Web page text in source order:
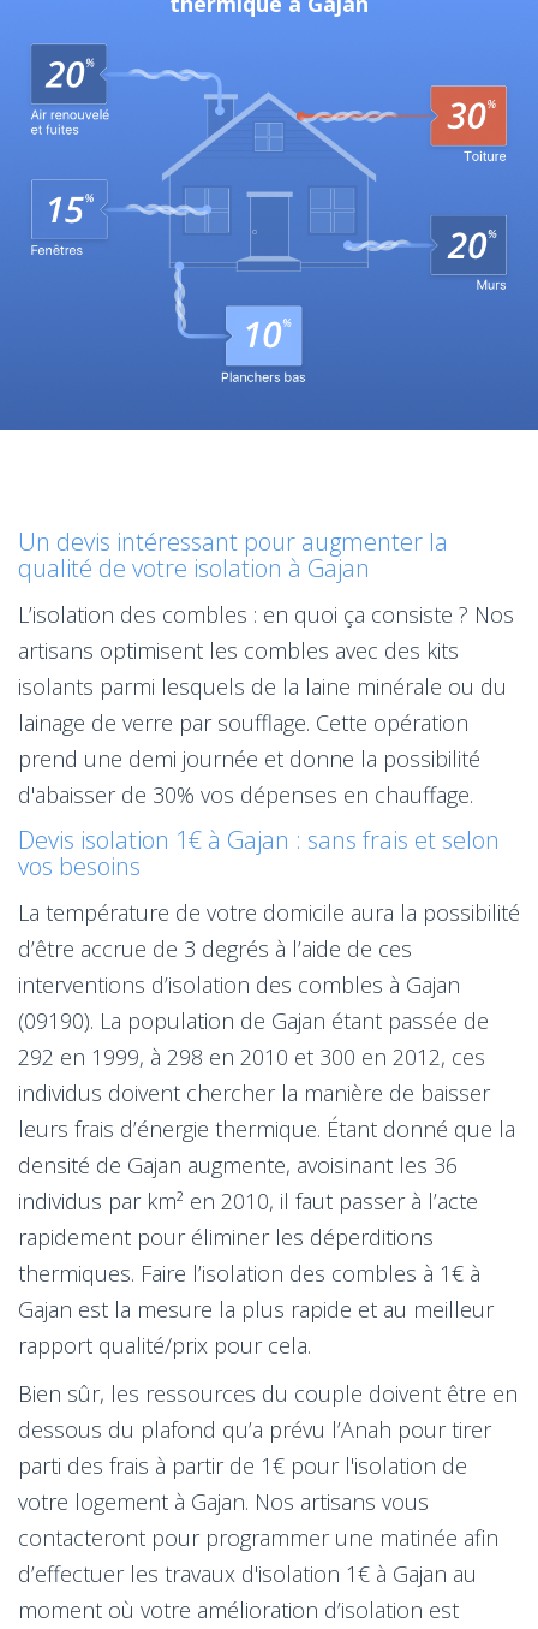
Un devis intéressant pour augmenter la
qualité de votre isolation à Gajan
L’isolation des combles : en quoi ça consiste ? Nos
artisans optimisent les combles avec des kits
isolants parmi lesquels de la laine minérale ou du
lainage de verre par soufflage. Cette opération
prend une demi journée et donne la possibilité
d'abaisser de 30% vos dépenses en chauffage.
Devis isolation 1€ à Gajan : sans frais et selon
vos besoins
La température de votre domicile aura la possibilité
d’être accrue de 3 degrés à l’aide de ces
interventions d’isolation des combles à Gajan
(09190). La population de Gajan étant passée de
292 en 1999, à 298 en 2010 et 300 en 2012, ces
individus doivent chercher la manière de baisser
leurs frais d’énergie thermique. Étant donné que la
densité de Gajan augmente, avoisinant les 36
individus par km² en 2010, il faut passer à l’acte
rapidement pour éliminer les déperditions
thermiques. Faire l’isolation des combles à 1€ à
Gajan est la mesure la plus rapide et au meilleur
rapport qualité/prix pour cela.
Bien sûr, les ressources du couple doivent être en
dessous du plafond qu’a prévu l’Anah pour tirer
parti des frais à partir de 1€ pour l'isolation de
votre logement à Gajan. Nos artisans vous
contacteront pour programmer une matinée afin
d’effectuer les travaux d'isolation 1€ à Gajan au
moment où votre amélioration d’isolation est